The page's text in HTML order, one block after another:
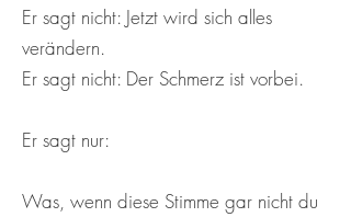
Er sagt nicht: Jetzt wird sich alles
verändern.
Er sagt nicht: Der Schmerz ist vorbei.
Er sagt nur:
Was, wenn diese Stimme gar nicht du